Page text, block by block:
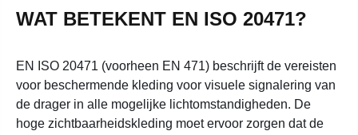
WAT BETEKENT EN ISO 20471?
EN ISO 20471 (voorheen EN 471) beschrijft de vereisten
voor beschermende kleding voor visuele signalering van
de drager in alle mogelijke lichtomstandigheden. De
hoge zichtbaarheidskleding moet ervoor zorgen dat de